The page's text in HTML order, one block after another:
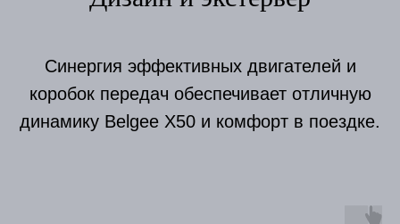
Синергия эффективных двигателей и
коробок передач обеспечивает отличную
динамику Belgee X50 и комфорт в поездке.